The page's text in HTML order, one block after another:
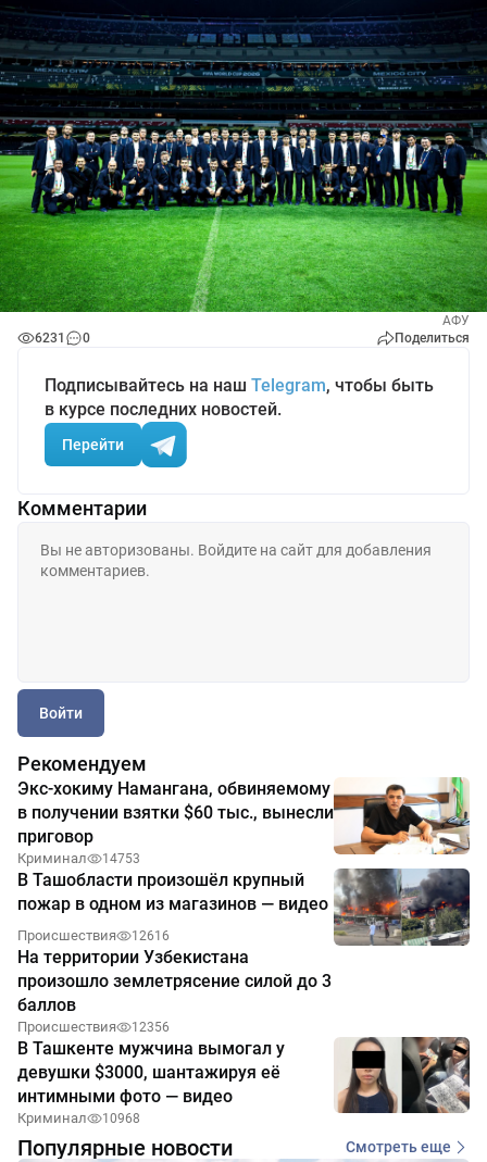
АФУ
6231
0 Поделиться
Подписывайтесь на наш Telegram, чтобы быть
в курсе последних новостей.
Перейти
Комментарии
Войти
Рекомендуем
Экс-хокиму Намангана, обвиняемому
в получении взятки $60 тыс., вынесли
приговор
Криминал 14753
В Ташобласти произошёл крупный
пожар в одном из магазинов — видео
Происшествия 12616
На территории Узбекистана
произошло землетрясение силой до 3
баллов
Происшествия 12356
В Ташкенте мужчина вымогал у
девушки $3000, шантажируя её
интимными фото — видео
Криминал 10968
Популярные новости Смотреть еще